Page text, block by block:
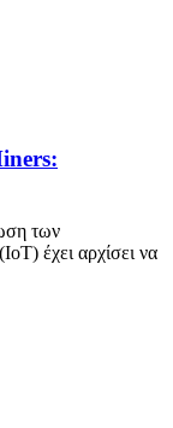
των
έχει αρχίσει να